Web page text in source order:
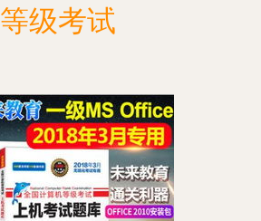
等级考试